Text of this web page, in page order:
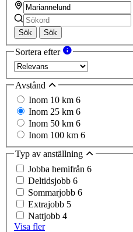
Sök Sök
Sortera efter
Avstånd
Inom 10 km 6
Inom 25 km 6
Inom 50 km 6
Inom 100 km 6
Typ av anställning
Jobba hemifrån 6
Deltidsjobb 6
Sommarjobb 6
Extrajobb 5
Nattjobb 4
Visa fler